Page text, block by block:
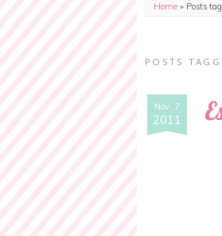
Home » Posts
POSTS
Nov. 7
2011